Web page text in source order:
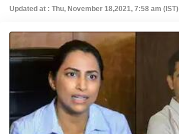
Updated at : Thu, November 18,2021, 7:58 am (IST)